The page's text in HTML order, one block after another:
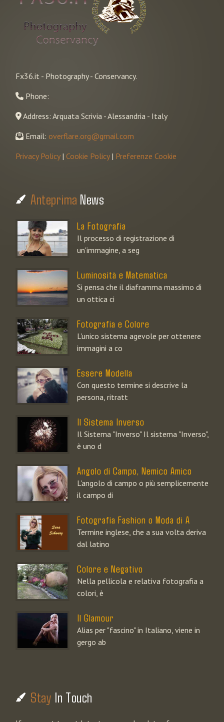
Fx36.it - Photography - Conservancy.
Phone:
Address: Arquata Scrivia - Alessandria - Italy
Email: overflare.org@gmail.com
Privacy Policy| Cookie Policy| Preferenze Cookie
Anteprima News
La Fotografia
Il processo di registrazione di
un'immagine, a seg
Luminosità e Matematica
Si pensa che il diaframma massimo di
un ottica ci
Fotografia e Colore
L'unico sistema agevole per ottenere
immagini a co
Essere Modella
Con questo termine si descrive la
persona, ritratt
Il Sistema Inverso
Il Sistema "Inverso" Il sistema "Inverso",
è uno d
Angolo di Campo, Nemico Amico
L'angolo di campo o più semplicemente
il campo di
Fotografia Fashion o Moda di A
Termine inglese, che a sua volta deriva
dal latino
Colore e Negativo
Nella pellicola e relativa fotografia a
colori, è
Il Glamour
Alias per "fascino" in Italiano, viene in
gergo ab
Stay In Touch